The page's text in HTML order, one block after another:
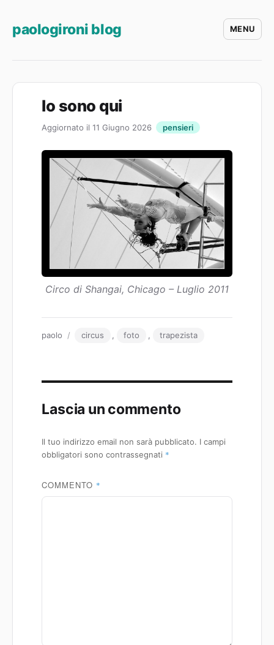
paologironi blog MENU
Io sono qui
Aggiornato il 11 Giugno 2026 pensieri
Circo di Shangai, Chicago – Luglio 2011
Autore
paolo Tag
circus , foto , trapezista
Lascia un commento
Il tuo indirizzo email non sarà pubblicato. I campi
obbligatori sono contrassegnati *
COMMENTO *